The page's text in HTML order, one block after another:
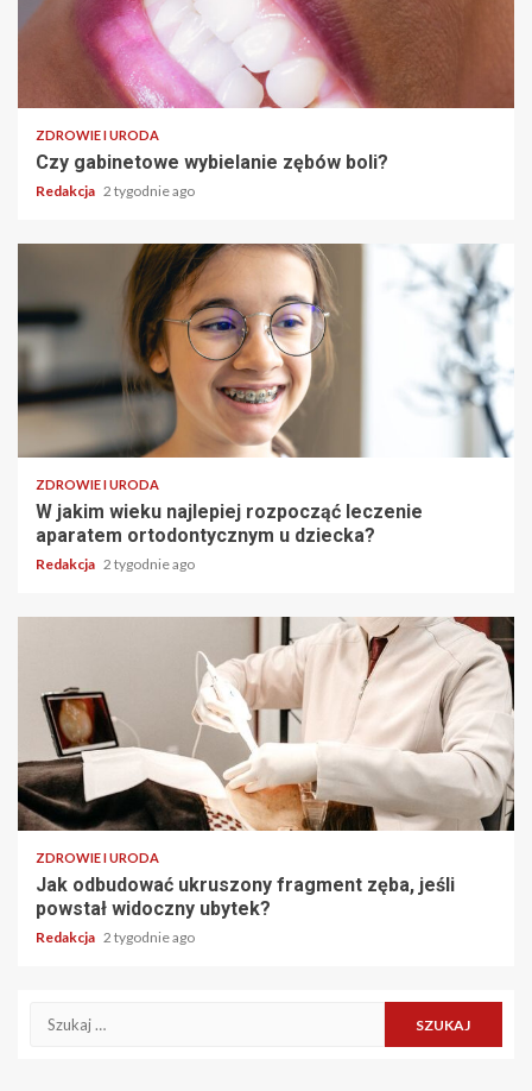
ZDROWIE I URODA
Czy gabinetowe wybielanie zębów boli?
Redakcja 2 tygodnie ago
ZDROWIE I URODA
W jakim wieku najlepiej rozpocząć leczenie
aparatem ortodontycznym u dziecka?
Redakcja 2 tygodnie ago
ZDROWIE I URODA
Jak odbudować ukruszony fragment zęba, jeśli
powstał widoczny ubytek?
Redakcja 2 tygodnie ago
Szukaj: